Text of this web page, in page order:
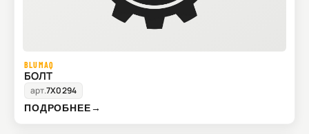
BLUMAQ
БОЛТ
арт.7X0294
ПОДРОБНЕЕ→